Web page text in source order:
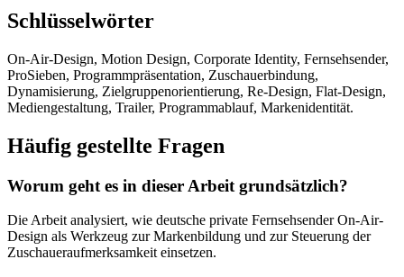
Schlüsselwörter
On-Air-Design, Motion Design, Corporate Identity, Fernsehsender,
ProSieben, Programmpräsentation, Zuschauerbindung,
Dynamisierung, Zielgruppenorientierung, Re-Design, Flat-Design,
Mediengestaltung, Trailer, Programmablauf, Markenidentität.
Häufig gestellte Fragen
Worum geht es in dieser Arbeit grundsätzlich?
Die Arbeit analysiert, wie deutsche private Fernsehsender On-Air-
Design als Werkzeug zur Markenbildung und zur Steuerung der
Zuschaueraufmerksamkeit einsetzen.